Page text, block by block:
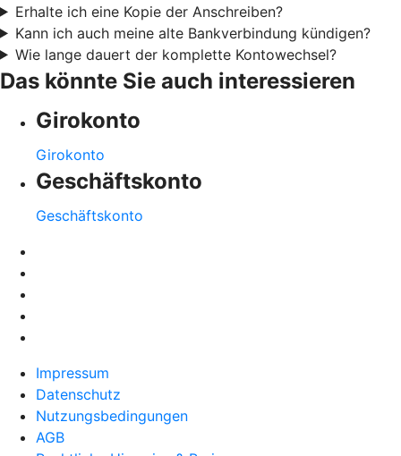
Erhalte ich eine Kopie der Anschreiben?
Kann ich auch meine alte Bankverbindung kündigen?
Wie lange dauert der komplette Kontowechsel?
Das könnte Sie auch interessieren
Girokonto
Girokonto
Geschäftskonto
Geschäftskonto
Impressum
Datenschutz
Nutzungsbedingungen
AGB